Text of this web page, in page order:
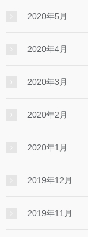
2020年5月
2020年4月
2020年3月
2020年2月
2020年1月
2019年12月
2019年11月